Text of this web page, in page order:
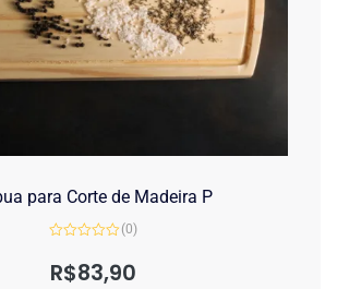
para Corte de Madeira P
de
(0)
R$83,90